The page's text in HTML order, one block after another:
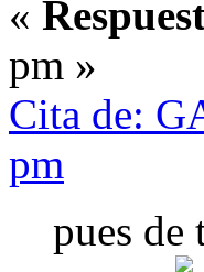
«
pm »
Cita de:
pm
pues de